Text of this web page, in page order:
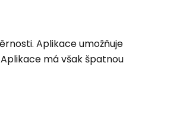
Aplikace umožňuje
má však špatnou